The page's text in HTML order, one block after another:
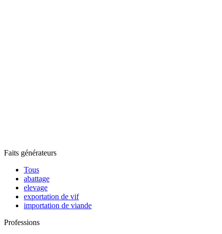
Faits générateurs
Tous
abattage
elevage
exportation de vif
importation de viande
Professions